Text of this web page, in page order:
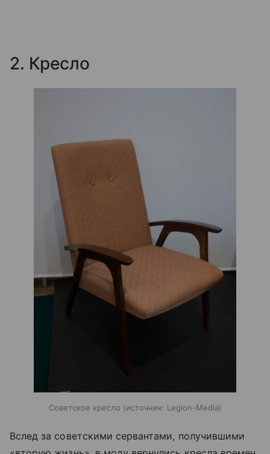
2. Кресло
Советское кресло источник: Legion-Media
Вслед за советскими сервантами, получившими